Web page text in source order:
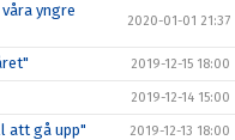
yngre
2020-01-01 21:37
2019-12-15 18:00
2019-12-14 15:00
att gå upp" 2019-12-13 18:00